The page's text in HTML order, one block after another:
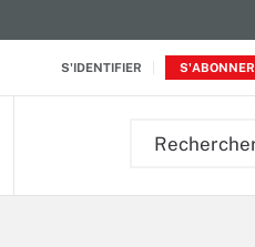
S'IDENTIFIER S'ABONNER